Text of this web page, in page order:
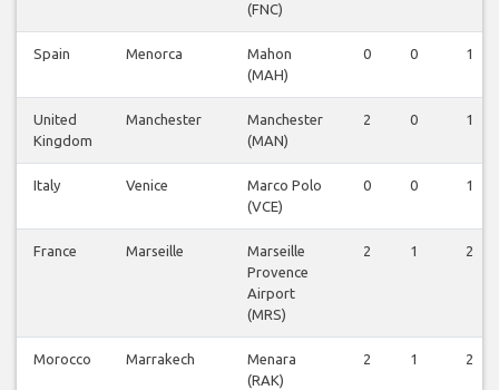
(FNC)
Spain Menorca
Mahon
(MAH)
0 0 1
United
Kingdom
Manchester
Manchester
(MAN)
2 0 1
Italy Venice
Marco Polo
(VCE)
0 0 1
France Marseille
Marseille
Provence
Airport
(MRS)
2 1 2
Morocco Marrakech
Menara
(RAK)
2 1 2